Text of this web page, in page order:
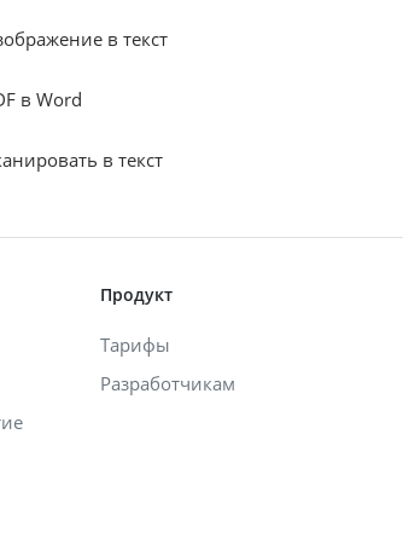
в текст
в Word
в текст
Продукт
Тарифы
Разработчикам